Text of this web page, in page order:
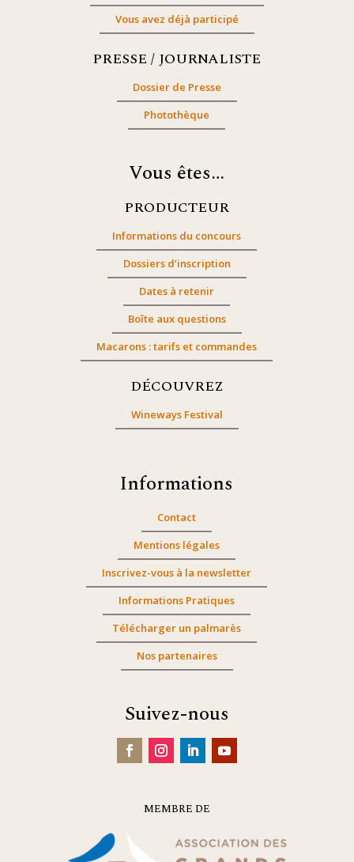
Vous avez déjà participé
PRESSE / JOURNALISTE
Dossier de Presse
Photothèque
Vous êtes…
PRODUCTEUR
Informations du concours
Dossiers d’inscription
Dates à retenir
Boîte aux questions
Macarons : tarifs et commandes
DÉCOUVREZ
Wineways Festival
Informations
Contact
Mentions légales
Inscrivez-vous à la newsletter
Informations Pratiques
Télécharger un palmarès
Nos partenaires
Suivez-nous
MEMBRE DE